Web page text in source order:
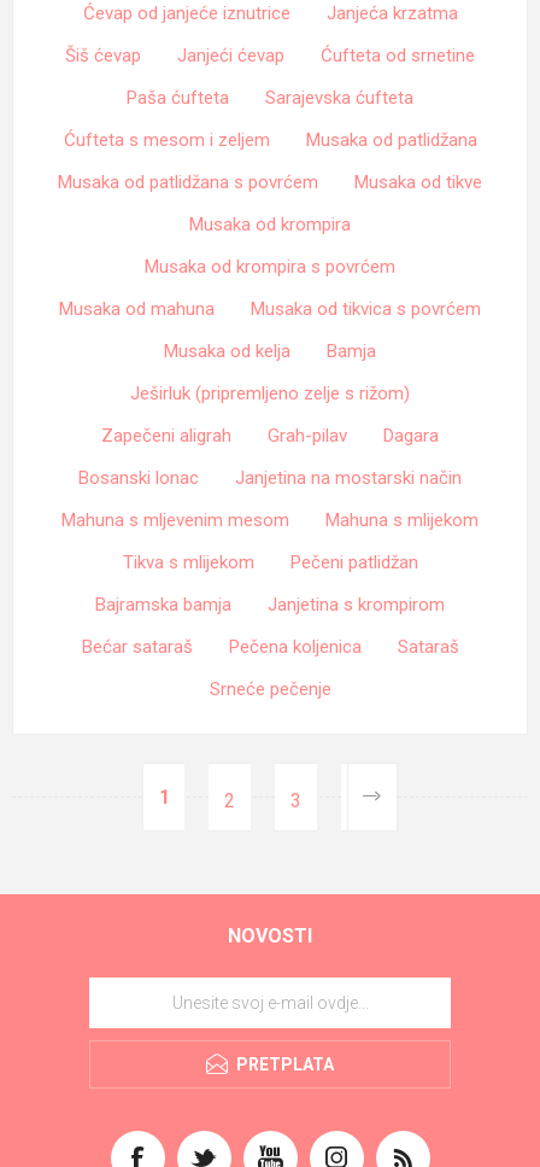
Ćevap od janjeće iznutrice
Janjeća krzatma
Šiš ćevap
Janjeći ćevap
Ćufteta od srnetine
Paša ćufteta
Sarajevska ćufteta
Ćufteta s mesom i zeljem
Musaka od patlidžana
Musaka od patlidžana s povrćem
Musaka od tikve
Musaka od krompira
Musaka od krompira s povrćem
Musaka od mahuna
Musaka od tikvica s povrćem
Musaka od kelja
Bamja
Ješirluk (pripremljeno zelje s rižom)
Zapečeni aligrah
Grah-pilav
Dagara
Bosanski lonac
Janjetina na mostarski način
Mahuna s mljevenim mesom
Mahuna s mlijekom
Tikva s mlijekom
Pečeni patlidžan
Bajramska bamja
Janjetina s krompirom
Bećar sataraš
Pečena koljenica
Sataraš
Srneće pečenje
1 2 3
NOVOSTI
PRETPLATA